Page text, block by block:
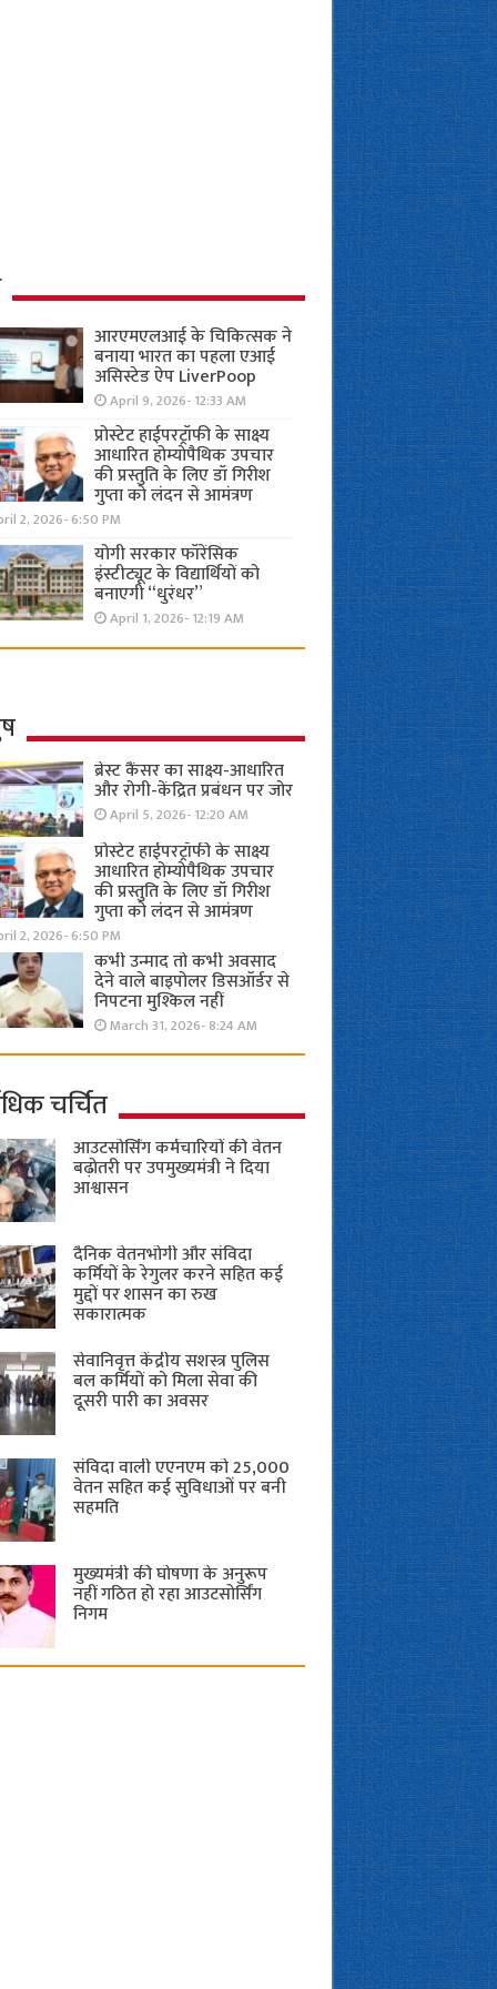
आरएमएलआई के चिकित्सक ने
बनाया भारत का पहला एआई
असिस्टेड ऐप LiverPoop
April 9, 2026- 12:33 AM
प्रोस्टेट हाईपरट्रॉफी के साक्ष्य
आधारित होम्योपैथिक उपचार
की प्रस्तुति के लिए डॉ गिरीश
गुप्ता को लंदन से आमंत्रण
2, 2026- 6:50 PM
योगी सरकार फॉरेंसिक
इंस्टीट्यूट के विद्यार्थियों को
बनाएगी “धुरंधर”
April 1, 2026- 12:19 AM
ब्रेस्ट कैंसर का साक्ष्य-आधारित
और रोगी-केंद्रित प्रबंधन पर जोर
April 5, 2026- 12:20 AM
प्रोस्टेट हाईपरट्रॉफी के साक्ष्य
आधारित होम्योपैथिक उपचार
की प्रस्तुति के लिए डॉ गिरीश
गुप्ता को लंदन से आमंत्रण
2, 2026- 6:50 PM
कभी उन्माद तो कभी अवसाद
देने वाले बाइपोलर डिसऑर्डर से
निपटना मुश्किल नहीं
March 31, 2026- 8:24 AM
चर्चित
आउटसोर्सिंग कर्मचारियों की वेतन
बढ़ोतरी पर उपमुख्यमंत्री ने दिया
आश्वासन
दैनिक वेतनभोगी और संविदा
कर्मियों के रेगुलर करने सहित कई
मुद्दों पर शासन का रुख
सकारात्मक
सेवानिवृत्त केंद्रीय सशस्त्र पुलिस
बल ​कर्मियों को मिला सेवा की
दूसरी पारी का अवसर
संविदा वाली एएनएम को 25,000
वेतन सहित कई सुविधाओं पर बनी
सहमति
मुख्यमंत्री की घोषणा के अनुरूप
नहीं गठित हो रहा आउटसोर्सिंग
निगम